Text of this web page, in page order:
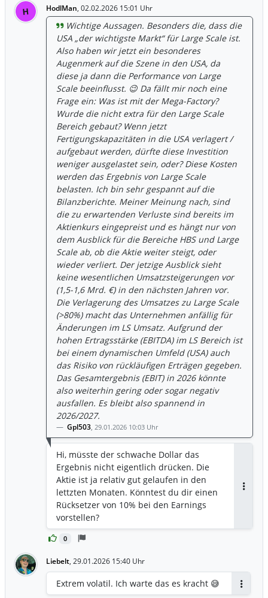
Ertragsbringer entscheidend für den
Markterfolg eines Unternehmens sein
werden. Die langfristige Wertschöpfung
liegt zunehmend in der Vernetzung,
Steuerung und Instandhaltung
bestehender Anlagen. Erfolgreiche
Vorbilder für eine solche Transformation
bzw. Geschäftsmodelle finden sich in der
Tech-Branche: • IBM wandelte sich vom
Hardware-Produzenten zum
spezialisierten IT-Service-Anbieter. •
Amazon nutzte bestehende
Infrastrukturen (Internet, Logistik), um
ein völlig neues Dienstleistungs-
Ökosystem zu schaffen. Für SMA bietet
sich die Chance, das umfassende
technische Know-how für eine
strategische Neuorientierung zu nutzen.
Anstatt allein auf den Verkauf von
Wechselrichtern und Speichersystemen
zu setzen, könnte das Unternehmen eine
führende Rolle im Management globaler
Solarkapazitäten einnehmen (->
Dienstleistungen mit geringer
Kapitalbindung). Wer die Schnittstellen
der Energieversorgung beherrscht
(Planung, Entwicklung, Betrieb), sichert
sich in einem volatilen (Hardware-) Markt
nachhaltig profitable Geschäftsmodelle
und damit eine solide Umsatz- und
Ertragsentwicklung. Der weltweite
Hardware-Markt ist ja riesig und wächst
kontinuierlich 😉. Ein Unternehmen, das
dies verstanden hat, könnte sehr
profitabel werden. Erste Ansätze sind bei
SMA zu erkennen. Meiner Meinung nach
aber viel zu zögerlich und viel zu
zaghaft. Der Vorstand ist da viel zu
„technikverliebt“ und konservativ. Ein
neuer Vorstand mit mehr
„Dienstleistungserfahrung“ müsste her.
Das alles hat aber nichts mit der
kurzfristigen Aktienentwicklung zu tun
strategisch angelegt. 🤣
Marge. Dieses sogenannte
Wechselwährungsrisiko führt zu
Verlusten aus Währungsgeschäften. Das
belastet dann am Ende den Gesamt-
EBIT. Also ja, die Marge im LS-Geschäft
schrumpft und die
Wechselkursentwicklung belasten das
Ergebnis von SMA. Es dürfte also zu
einem Rücksetzer kommen. Auch glaube
ich, dass die Aufwendungen für das
zweite Abbauprogramm in 2026 so
richtig zur Geltung kommen werden
(weitere Kosten, die das Ergebnis
belasten). Gleiches gilt für die
Abschreibungen im HBS Segment. Hier
können noch Risiken aus Überbeständen
schlummern (schlecht laufendes Home-
Geschäft). Ich rechne mit einem
Rücksetzer bei den Aktien. Insbesondere
nach der Bekanntgabe des 2025
Ergebnisses und (meiner Meinung nach)
dem bescheidenem Ausblick 2026.
H HodlMan, 02.02.2026 15:01 Uhr
0
Wichtige Aussagen. Besonders die, dass die
USA „der wichtigste Markt“ für Large Scale ist.
Also haben wir jetzt ein besonderes
Augenmerk auf die Szene in den USA, da
diese ja dann die Performance von Large
Scale beeinflusst. 😉 Da fällt mir noch eine
Frage ein: Was ist mit der Mega-Factory?
Wurde die nicht extra für den Large Scale
Bereich gebaut? Wenn jetzt
Fertigungskapazitäten in die USA verlagert /
aufgebaut werden, dürfte diese Investition
weniger ausgelastet sein, oder? Diese Kosten
werden das Ergebnis von Large Scale
belasten. Ich bin sehr gespannt auf die
Bilanzberichte. Meiner Meinung nach, sind
die zu erwartenden Verluste sind bereits im
Aktienkurs eingepreist und es hängt nur von
dem Ausblick für die Bereiche HBS und Large
Scale ab, ob die Aktie weiter steigt, oder
wieder verliert. Der jetzige Ausblick sieht
keine wesentlichen Umsatzsteigerungen vor
(1,5-1,6 Mrd. €) in den nächsten Jahren vor.
Die Verlagerung des Umsatzes zu Large Scale
(>80%) macht das Unternehmen anfällig für
Änderungen im LS Umsatz. Aufgrund der
hohen Ertragsstärke (EBITDA) im LS Bereich ist
bei einem dynamischen Umfeld (USA) auch
das Risiko von rückläufigen Erträgen gegeben.
Das Gesamtergebnis (EBIT) in 2026 könnte
also weiterhin gering oder sogar negativ
ausfallen. Es bleibt also spannend in
2026/2027.
Gpl503, 29.01.2026 10:03 Uhr
Hi, müsste der schwache Dollar das
Ergebnis nicht eigentlich drücken. Die
Aktie ist ja relativ gut gelaufen in den
lettzten Monaten. Könntest du dir einen
Rücksetzer von 10% bei den Earnings
vorstellen?
Liebelt, 29.01.2026 15:40 Uhr
Extrem volatil. Ich warte das es kracht 😅